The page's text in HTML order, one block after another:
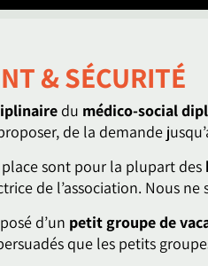
& SÉCURITÉ
du médico-social
de la demande
sont pour la plupart des
de l’association. Nous
d’un petit groupe de
que les petits